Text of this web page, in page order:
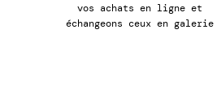
vos achats en ligne et
échangeons ceux en galerie